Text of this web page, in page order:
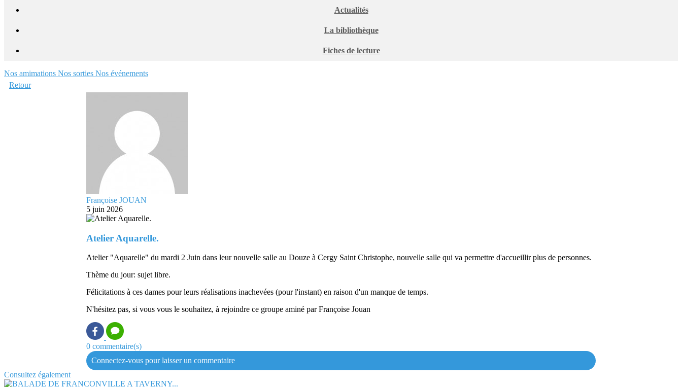
Actualités
La bibliothèque
Fiches de lecture
Nos amimations Nos sorties Nos événements
Retour
Françoise JOUAN
5 juin 2026
Atelier Aquarelle.
Atelier "Aquarelle" du mardi 2 Juin dans leur nouvelle salle au Douze à Cergy Saint Christophe, nouvelle salle qui va permettre d'accueillir plus de personnes.
Thème du jour: sujet libre.
Félicitations à ces dames pour leurs réalisations inachevées (pour l'instant) en raison d'un manque de temps.
N'hésitez pas, si vous vous le souhaitez, à rejoindre ce groupe aminé par Françoise Jouan
0 commentaire(s)
Connectez-vous pour laisser un commentaire
Consultez également